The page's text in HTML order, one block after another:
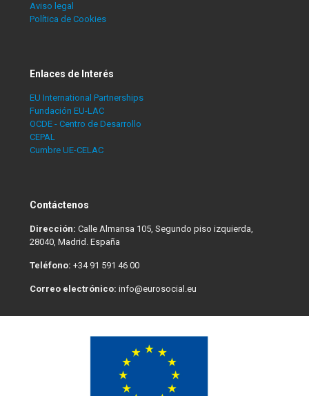
Aviso legal
Política de Cookies
Enlaces de Interés
EU International Partnerships
Fundación EU-LAC
OCDE - Centro de Desarrollo
CEPAL
Cumbre UE-CELAC
Contáctenos
Dirección: Calle Almansa 105, Segundo piso izquierda,
28040, Madrid. España
Teléfono: +34 91 591 46 00
Correo electrónico: info@eurosocial.eu